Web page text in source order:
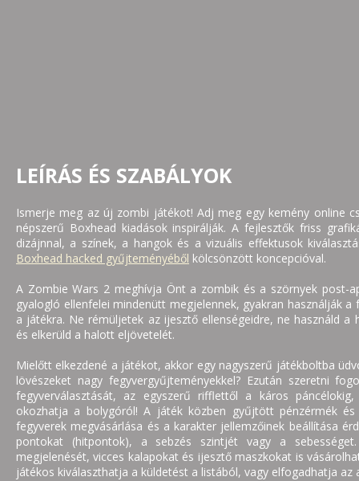
LEÍRÁS ÉS SZABÁLYOK
Ismerje meg az új zombi játékot! Adj meg egy kemény online
népszerű Boxhead kiadások inspirálják. A fejlesztők friss
dizájnnal, a színek, a hangok és a vizuális effektusok
Boxhead hacked gyűjteményéből kölcsönzött koncepcióval.
A Zombie Wars 2 meghívja Önt a zombik és a szörnyek post-
gyalogló ellenfelei mindenütt megjelennek, gyakran használják
a játékra. Ne rémüljetek az ijesztő ellenségeidre, ne használd a
és elkerüld a halott eljövetelét.
Mielőtt elkezdené a játékot, akkor egy nagyszerű játékboltba
lövészeket nagy fegyvergyűjteményekkel? Ezután szeretni
fegyverválasztását, az egyszerű rifflettől a káros
okozhatja a bolygóról! A játék közben gyűjtött pénzérmék
fegyverek megvásárlása és a karakter jellemzőinek beállítása
pontokat (hitpontok), a sebzés szintjét vagy a
megjelenését, vicces kalapokat és ijesztő maszkokat is
játékos kiválaszthatja a küldetést a listából, vagy elfogadhatja az